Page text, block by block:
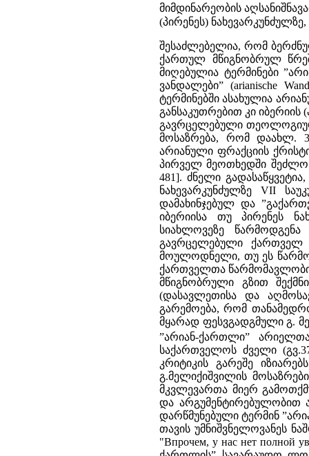
მიმდინარეობის
(პირენეს)
შესაძლებელია, რომ
ქართულ მწიგნობრულ
მიღებულია ტერმინები
ვანდალები” (arianische
ტერმინებში ასახულია
განსაკუთრებით კი
გავრცელებული
მოსაზრება, რომ დაახლ.
არიანული ფრაქციის
პირველ მეოთხედში შეძლო
481]. ძნელი
ნახევარკუნძულზე VII
დამახინჯებულ და
იბერიისა თუ პირენეს
სიახლოვეზე
გავრცელებული
მოულოდნელი, თუ ეს
ქართველთა
მწიგნობრული გზით
(დასავლეთისა და
გარემოება, რომ
მყარად ფესვგადგმული გ.
”არიან-ქართლი”
საქართველოს ძველი
კრიტიკის გარეშე
გ.მელიქიშვილის
მკვლევართა მიერ
და არგუმენტირებულობით
დარწმუნებული ტერმინ
თავის უმნიშვნელოვანეს
"Впрочем, у нас нет полной